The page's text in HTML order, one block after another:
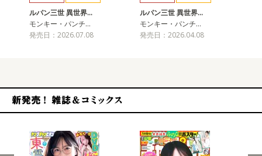
ルパン三世 異世界…
モンキー・パンチ…
発売日：2026.07.08
ルパン三世 異世界…
モンキー・パンチ…
発売日：2026.04.08